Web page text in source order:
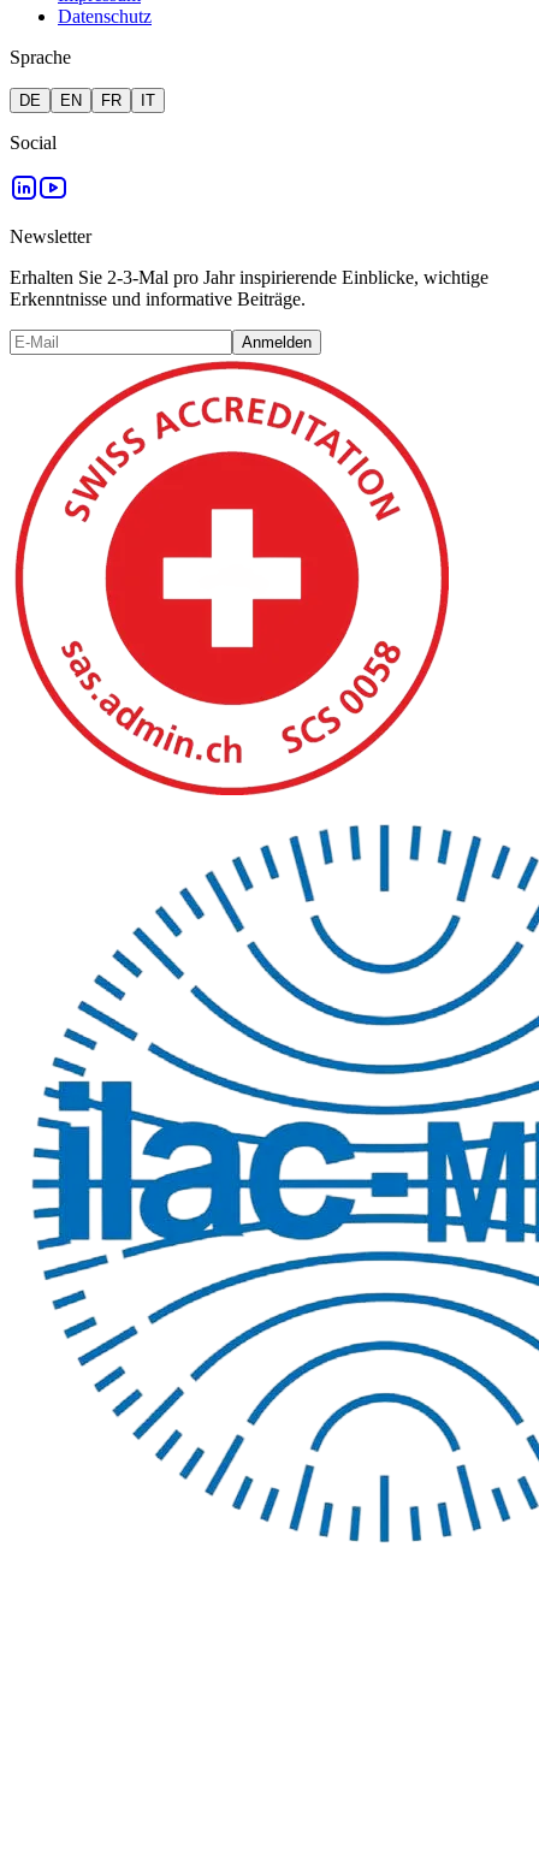
Datenschutz
Sprache
DE EN FR IT
Social
Newsletter
Erhalten Sie 2-3-Mal pro Jahr inspirierende Einblicke, wichtige
Erkenntnisse und informative Beiträge.
Anmelden